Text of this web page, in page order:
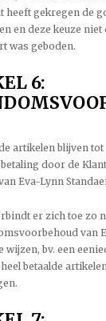
heeft gekregen de
en deze keuze
was geboden.
6:
artikelen blijven
door de
Eva-Lynn
er zich toe zo
van
wijzen, bv. een
betaalde